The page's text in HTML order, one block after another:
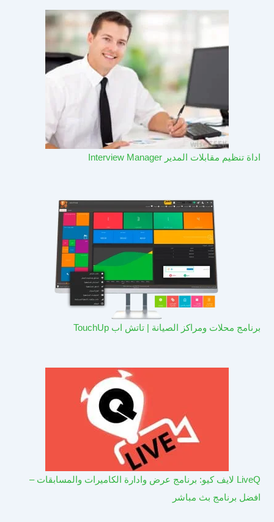
اداة تنظيم مقابلات المدير Interview Manager
برنامج محلات ومراكز الصيانة | تاتش اب TouchUp
LiveQ لايف كيو: برنامج عرض وادارة الكاميرات والمسابقات –
افضل برنامج بث مباشر